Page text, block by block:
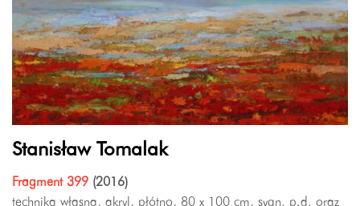
Stanisław Tomalak
Fragment 399 (2016)
technika własna, akryl, płótno, 80 x 100 cm, sygn. p.d. oraz